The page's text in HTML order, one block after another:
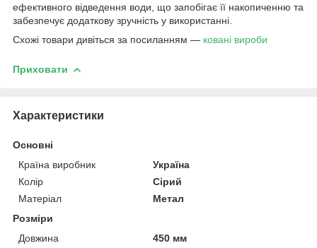
ефективного відведення води, що запобігає її накопиченню та
забезпечує додаткову зручність у використанні.
Схожі товари дивіться за посиланням — ковані вироби
Приховати
Характеристики
Основні
Країна виробник
Україна
Колір
Сірий
Матеріал
Метал
Розміри
Довжина
450 мм